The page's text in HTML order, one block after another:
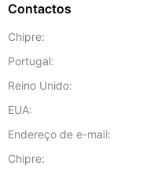
Contactos
Chipre:
Portugal:
Reino Unido:
EUA:
Endereço de e-mail:
Chipre: